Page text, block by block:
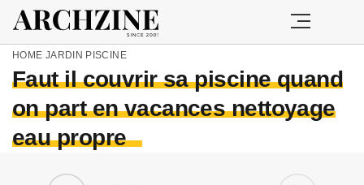
HOME JARDIN PISCINE
Faut il couvrir sa piscine quand
on part en vacances nettoyage
eau propre